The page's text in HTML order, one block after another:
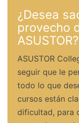
¿Desea
provecho
ASUSTOR?
ASUSTOR
seguir que le
todo lo que
cursos están
dificultad, para